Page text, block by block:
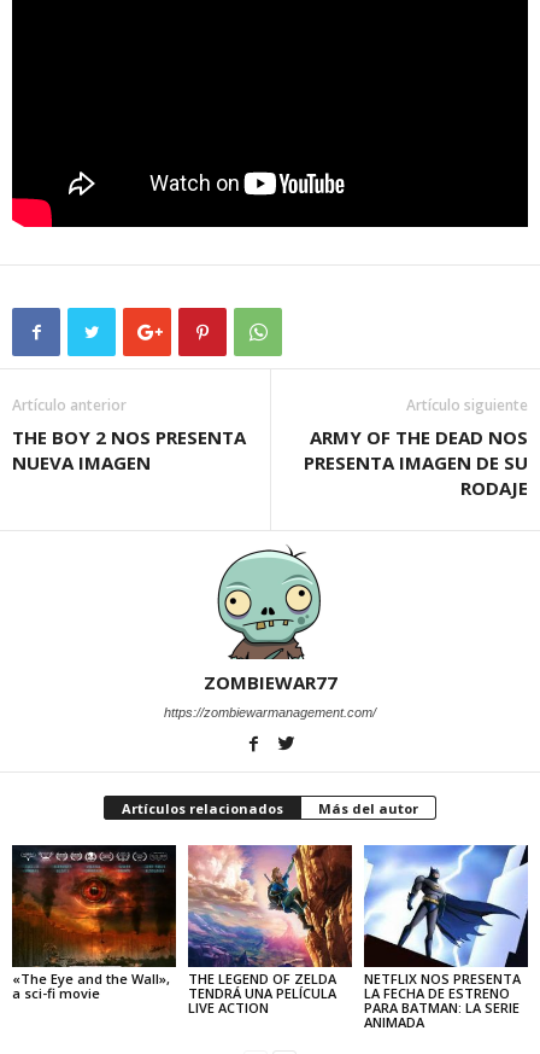
Artículo anterior
THE BOY 2 NOS PRESENTA
NUEVA IMAGEN
Artículo siguiente
ARMY OF THE DEAD NOS
PRESENTA IMAGEN DE SU
RODAJE
ZOMBIEWAR77
https://zombiewarmanagement.com/
Artículos relacionados Más del autor
«The Eye and the Wall»,
a sci-fi movie
THE LEGEND OF ZELDA
TENDRÁ UNA PELÍCULA
LIVE ACTION
NETFLIX NOS PRESENTA
LA FECHA DE ESTRENO
PARA BATMAN: LA SERIE
ANIMADA